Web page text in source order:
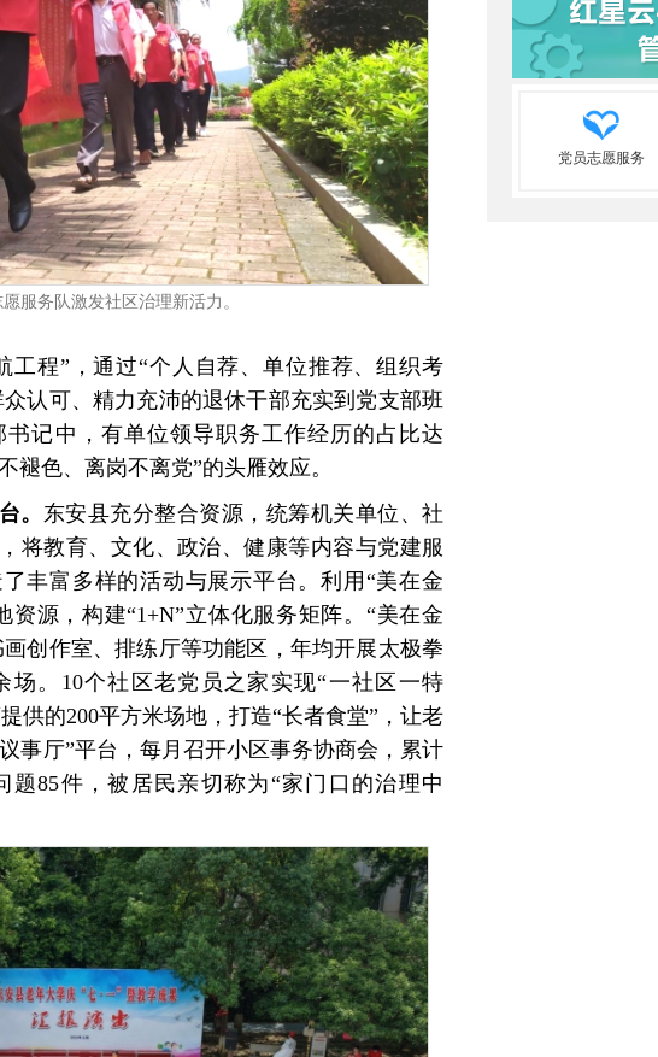
服务队激发社区治理新活力。
工程”，通过“个人自荐、单位推荐、组织考
认可、精力充沛的退休干部充实到党支部班
记中，有单位领导职务工作经历的占比达
褪色、离岗不离党”的头雁效应。
。 东安县充分整合资源，统筹机关单位、社
将教育、文化、政治、健康等内容与党建服
丰富多样的活动与展示平台。利用“美在金
源，构建“1+N”立体化服务矩阵。“美在金
创作室、排练厅等功能区，年均开展太极拳
场。10个社区老党员之家实现“一社区一特
供的200平方米场地，打造“长者食堂”，让老
事厅”平台，每月召开小区事务协商会，累计
85件，被居民亲切称为“家门口的治理中
党员志愿服务